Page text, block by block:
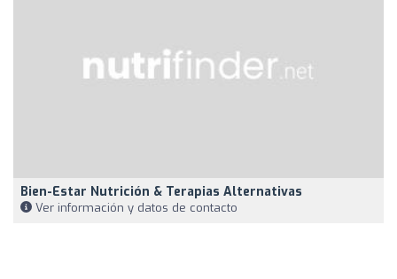
Bien-Estar Nutrición & Terapias Alternativas
Ver información y datos de contacto